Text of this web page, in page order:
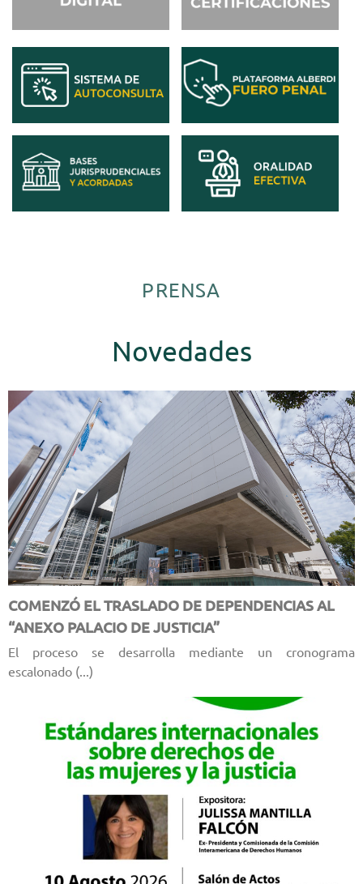
PRENSA
Novedades
COMENZÓ EL TRASLADO DE DEPENDENCIAS AL
“ANEXO PALACIO DE JUSTICIA”
El proceso se desarrolla mediante un cronograma
escalonado (...)